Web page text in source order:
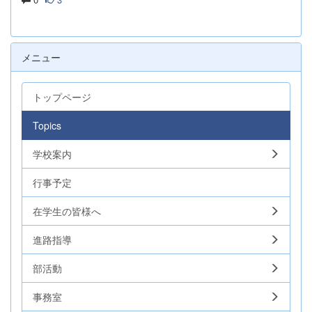
メニュー
トップページ
Topics
学校案内
行事予定
在学生の皆様へ
進路指導
部活動
事務室